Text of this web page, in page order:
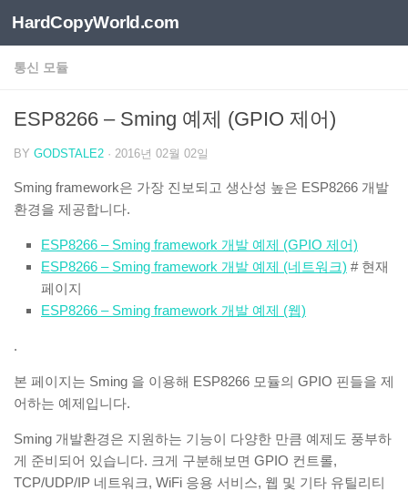
Skip to content
HardCopyWorld.com
통신 모듈
ESP8266 – Sming 예제 (GPIO 제어)
BY GODSTALE2 · 2016년 02월 02일
Sming framework은 가장 진보되고 생산성 높은 ESP8266 개발
환경을 제공합니다.
ESP8266 – Sming framework 개발 예제 (GPIO 제어)
ESP8266 – Sming framework 개발 예제 (네트워크) # 현재
페이지
ESP8266 – Sming framework 개발 예제 (웹)
.
본 페이지는 Sming 을 이용해 ESP8266 모듈의 GPIO 핀들을 제
어하는 예제입니다.
Sming 개발환경은 지원하는 기능이 다양한 만큼 예제도 풍부하
게 준비되어 있습니다. 크게 구분해보면 GPIO 컨트롤,
TCP/UDP/IP 네트워크, WiFi 응용 서비스, 웹 및 기타 유틸리티